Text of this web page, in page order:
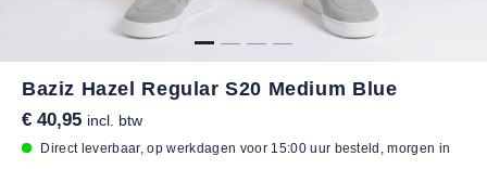
Baziz Hazel Regular S20 Medium Blue
€ 40,95 incl. btw
Direct leverbaar, op werkdagen voor 15:00 uur besteld, morgen in